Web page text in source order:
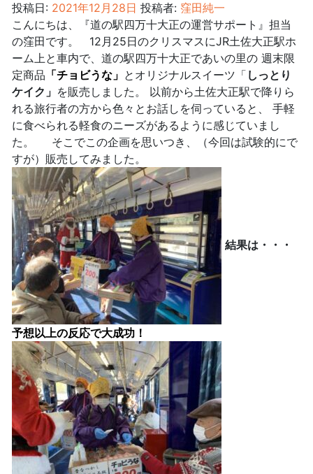
投稿日: 2021年12月28日 投稿者: 窪田純一
こんにちは、『道の駅四万十大正の運営サポート』担当
の窪田です。 12月25日のクリスマスにJR土佐大正駅ホ
ーム上と車内で、道の駅四万十大正であいの里の 週末限
定商品 「チョビうな」 と オリジナルスイーツ「 しっとり
ケイク」 を販売しました。 以前から土佐大正駅で降りら
れる旅行者の方から色々とお話しを伺っていると、 手軽
に食べられる軽食のニーズがあるように感じていまし
た。 そこでこの企画を思いつき、（今回は試験的にで
すが）販売してみました。
結果は・・・
予想以上の反応で大成功！